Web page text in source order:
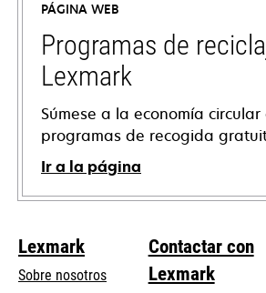
una
pestaña
nueva
PÁGINA WEB
Programas de
Lexmark
Súmese a la economía circular
programas de recogida
Ir a la página
Lexmark
Sobre nosotros
Contactar con
Lexmark